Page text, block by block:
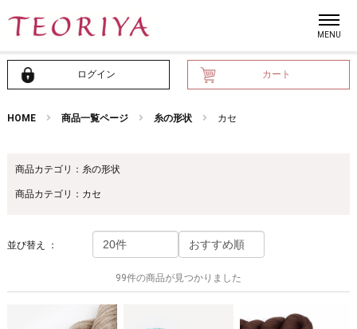
ログイン カート
HOME 商品一覧ページ 糸の形状 カセ
商品カテゴリ：糸の形状
商品カテゴリ：カセ
並び替え ：
99件の商品が見つかりました